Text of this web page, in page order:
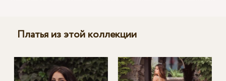
Платья из этой коллекции